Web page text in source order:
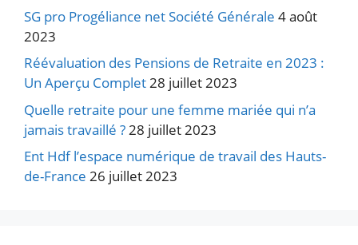
SG pro Progéliance net Société Générale 4 août
2023
Réévaluation des Pensions de Retraite en 2023 :
Un Aperçu Complet28 juillet 2023
Quelle retraite pour une femme mariée qui n’a
jamais travaillé ?28 juillet 2023
Ent Hdf l’espace numérique de travail des Hauts-
de-France 26 juillet 2023